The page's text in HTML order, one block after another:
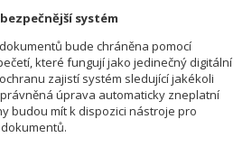
systém
bude chráněna pomocí
které fungují jako jedinečný digitální
zajistí systém sledující jakékoli
úprava automaticky zneplatní
budou mít k dispozici nástroje pro